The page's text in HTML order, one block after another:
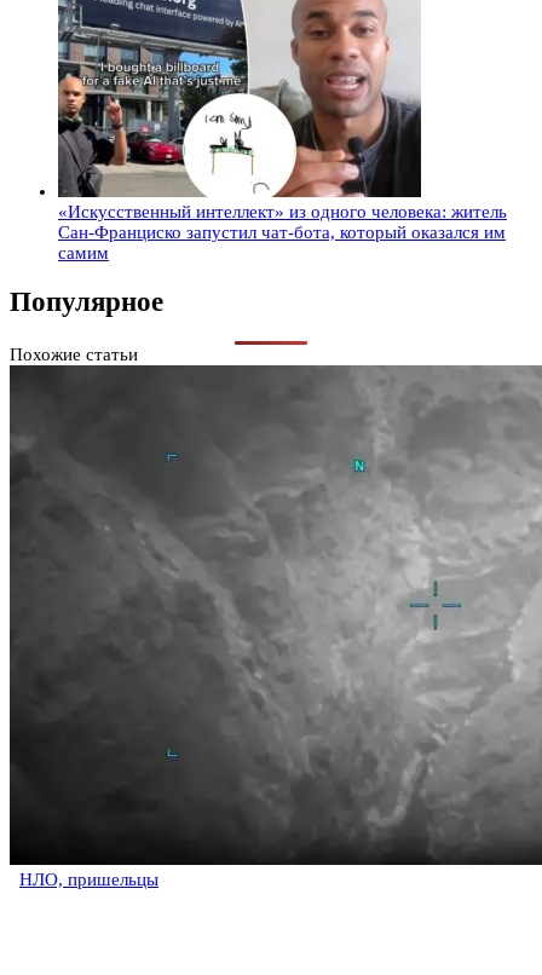
«Искусственный интеллект» из одного человека: житель
Сан-Франциско запустил чат-бота, который оказался им
самим
Популярное
Похожие статьи
НЛО, пришельцы